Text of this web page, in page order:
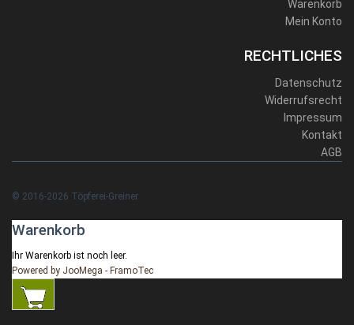
Warenkorb
Mein Konto
RECHTLICHES
Datenschutz
Widerrufsrecht
Impressum
Kontakt
AGB
© 2016-2026 Töpferei-Greiner
Warenkorb
Ihr Warenkorb ist noch leer.
Powered by JooMega - FramoTec